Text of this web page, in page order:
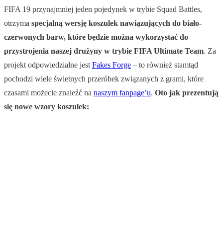
FIFA 19 przynajmniej jeden pojedynek w trybie Squad Battles,
otrzyma specjalną wersję koszulek nawiązujących do biało-
czerwonych barw, które będzie można wykorzystać do
przystrojenia naszej drużyny w trybie FIFA Ultimate Team. Za
projekt odpowiedzialne jest Fakes Forge – to również stamtąd
pochodzi wiele świetnych przeróbek związanych z grami, które
czasami możecie znaleźć na naszym fanpage’u. Oto jak prezentują
się nowe wzory koszulek: